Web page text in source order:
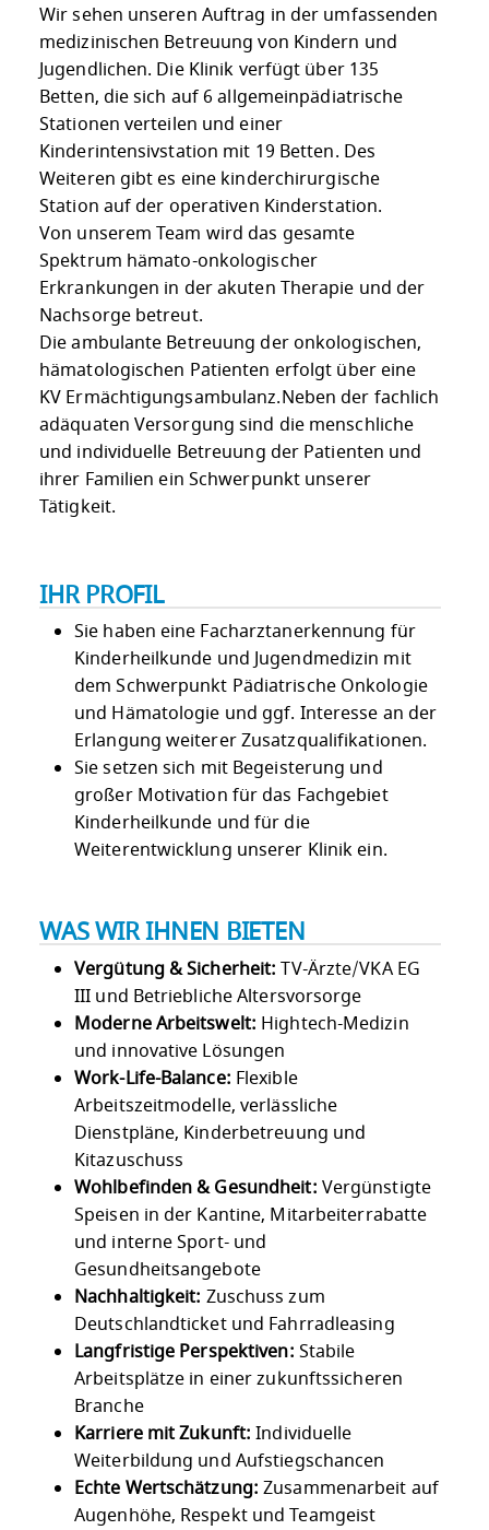
Wir sehen unseren Auftrag in der umfassenden
medizinischen Betreuung von Kindern und
Jugendlichen. Die Klinik verfügt über 135
Betten, die sich auf 6 allgemeinpädiatrische
Stationen verteilen und einer
Kinderintensivstation mit 19 Betten. Des
Weiteren gibt es eine kinderchirurgische
Station auf der operativen Kinderstation.
Von unserem Team wird das gesamte
Spektrum hämato-onkologischer
Erkrankungen in der akuten Therapie und der
Nachsorge betreut.
Die ambulante Betreuung der onkologischen,
hämatologischen Patienten erfolgt über eine
KV Ermächtigungsambulanz.Neben der fachlich
adäquaten Versorgung sind die menschliche
und individuelle Betreuung der Patienten und
ihrer Familien ein Schwerpunkt unserer
Tätigkeit.
IHR PROFIL
Sie haben eine Facharztanerkennung für
Kinderheilkunde und Jugendmedizin mit
dem Schwerpunkt Pädiatrische Onkologie
und Hämatologie und ggf. Interesse an der
Erlangung weiterer Zusatzqualifikationen.
Sie setzen sich mit Begeisterung und
großer Motivation für das Fachgebiet
Kinderheilkunde und für die
Weiterentwicklung unserer Klinik ein.
WAS WIR IHNEN BIETEN
Vergütung & Sicherheit:TV-Ärzte/VKA EG
III und Betriebliche Altersvorsorge
Moderne Arbeitswelt: Hightech-Medizin
und innovative Lösungen
Work-Life-Balance: Flexible
Arbeitszeitmodelle, verlässliche
Dienstpläne, Kinderbetreuung und
Kitazuschuss
Wohlbefinden & Gesundheit: Vergünstigte
Speisen in der Kantine, Mitarbeiterrabatte
und interne Sport- und
Gesundheitsangebote
Nachhaltigkeit: Zuschuss zum
Deutschlandticket und Fahrradleasing
Langfristige Perspektiven: Stabile
Arbeitsplätze in einer zukunftssicheren
Branche
Karriere mit Zukunft: Individuelle
Weiterbildung und Aufstiegschancen
Echte Wertschätzung: Zusammenarbeit auf
Augenhöhe, Respekt und Teamgeist